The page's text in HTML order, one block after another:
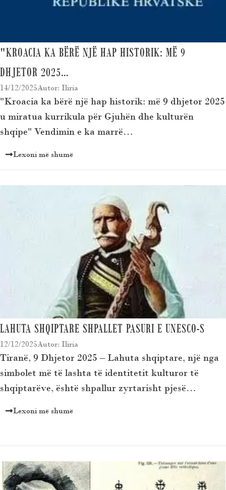
"KROACIA KA BËRË NJË HAP HISTORIK: MË 9
DHJETOR 2025…
14/12/2025Autor: Iliria
"Kroacia ka bërë një hap historik: më 9 dhjetor 2025
u miratua kurrikula për Gjuhën dhe kulturën
shqipe" Vendimin e ka marrë…
Lexoni më shumë
LAHUTA SHQIPTARE SHPALLET PASURI E UNESCO-S
12/12/2025Autor: Iliria
Tiranë, 9 Dhjetor 2025 – Lahuta shqiptare, një nga
simbolet më të lashta të identitetit kulturor të
shqiptarëve, është shpallur zyrtarisht pjesë…
Lexoni më shumë